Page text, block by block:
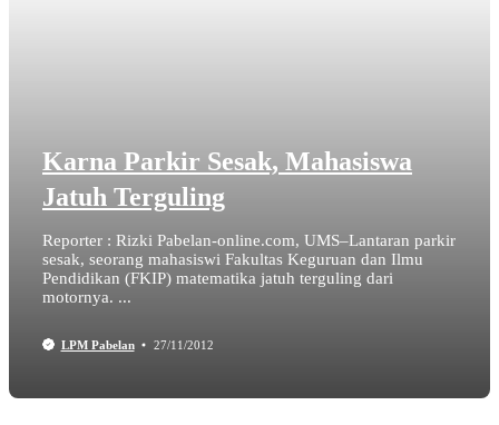
Karna Parkir Sesak, Mahasiswa
Jatuh Terguling
Reporter : Rizki Pabelan-online.com, UMS–Lantaran parkir
sesak, seorang mahasiswi Fakultas Keguruan dan Ilmu
Pendidikan (FKIP) matematika jatuh terguling dari
motornya. ...
LPM Pabelan 27/11/2012